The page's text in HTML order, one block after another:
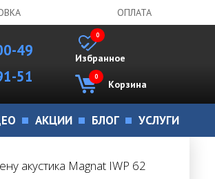
ОПЛАТА
49
51
Избранное
0
Корзина
0
АКЦИИ БЛОГ УСЛУГИ
акустика Magnat IWP 62